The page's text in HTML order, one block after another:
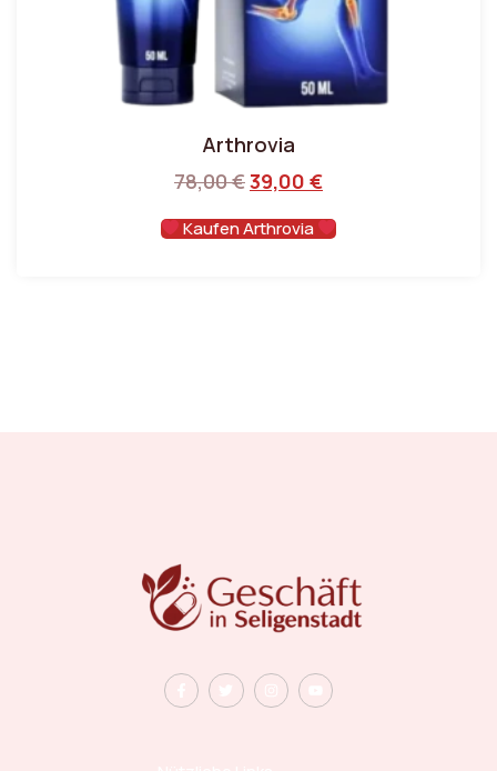
Arthrovia
78,00€39,00 €
Kaufen Arthrovia